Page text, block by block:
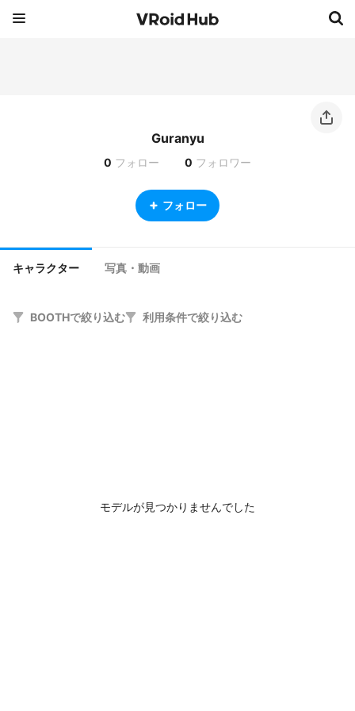
Guranyu
0 フォロー 0 フォロワー
フォロー
キャラクター 写真・動画
BOOTHで絞り込む 利用条件で絞り込む
モデルが見つかりませんでした